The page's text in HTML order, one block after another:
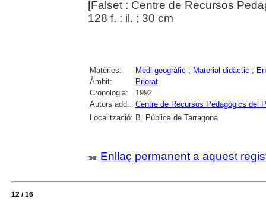
[Falset : Centre de Recursos
128 f. : il. ; 30 cm
Matèries: Medi geogràfic ; Material didàctic ;
Àmbit:
Priorat
Cronologia:
1992
Autors add.: Centre de Recursos Pedagògics del
Localització: B. Pública de Tarragona
Enllaç permanent a aquest
12 / 16